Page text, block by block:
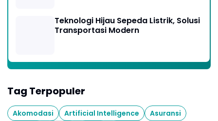
Teknologi Hijau Sepeda Listrik, Solusi
Transportasi Modern
Tag Terpopuler
Akomodasi Artificial Intelligence
Asuransi